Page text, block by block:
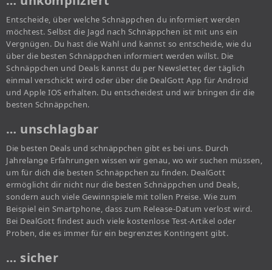
Entscheide, über welche Schnäppchen du informiert werden
möchtest. Selbst die Jagd nach Schnäppchen ist mit uns ein
Vergnügen. Du hast die Wahl und kannst so entscheide, wie du
über die besten Schnäppchen informiert werden willst. Die
Schnäppchen und Deals kannst du per Newsletter, der täglich
einmal verschickt wird oder über die DealGott App für Android
und Apple IOS erhalten. Du entscheidest und wir bringen dir die
besten Schnäppchen.
… unschlagbar
Die besten Deals und schnäppchen gibt es bei uns. Durch
Jahrelange Erfahrungen wissen wir genau, wo wir suchen müssen,
um für dich die besten Schnäppchen zu finden. DealGott
ermöglicht dir nicht nur die besten Schnäppchen und Deals,
sondern auch viele Gewinnspiele mit tollen Preise. Wie zum
Beispiel ein Smartphone, dass zum Release-Datum verlost wird.
Bei DealGott findest auch viele kostenlose Test-Artikel oder
Proben, die es immer für ein begrenztes Kontingent gibt.
… sicher